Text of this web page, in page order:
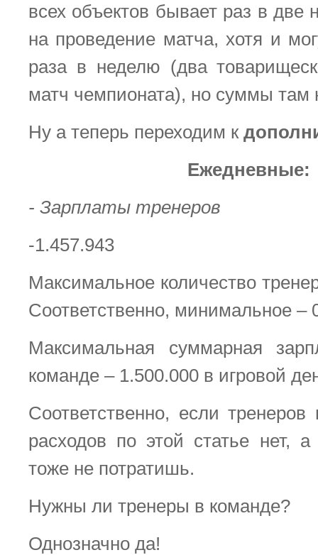
всех объектов бывает раз в две
на проведение матча, хотя и
раза в неделю (два
матч чемпионата), но суммы там
Ну а теперь переходим к
Ежедневные:
- Зарплаты тренеров
-1.457.943
Максимальное количество
Соответственно, минимальное –
Максимальная суммарная
команде – 1.500.000 в игровой
Соответственно, если
расходов по этой статье нет,
тоже не потратишь.
Нужны ли тренеры в команде?
Однозначно да!